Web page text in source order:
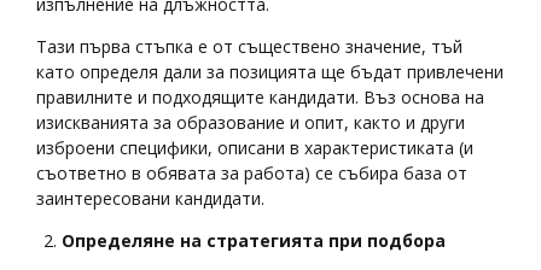
Тази първа стъпка е от съществено значение, тъй
като определя дали за позицията ще бъдат привлечени
правилните и подходящите кандидати. Въз основа на
изискванията за образование и опит, както и други
изброени специфики, описани в характеристиката (и
съответно в обявата за работа) се събира база от
заинтересовани кандидати.
Определяне на стратегията при подбора